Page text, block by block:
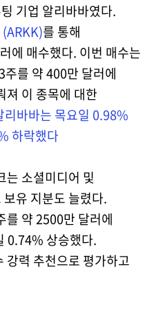
기업 알리바바였다.
(ARKK)를 통해
에 매수했다. 이번 매수는
를 약 400만 달러에
져 이 종목에 대한
리바바는 목요일 0.98%
하락했다
는 소셜미디어 및
유 지분도 늘렸다.
를 약 2500만 달러에
0.74% 상승했다.
강력 추천으로 평가하고